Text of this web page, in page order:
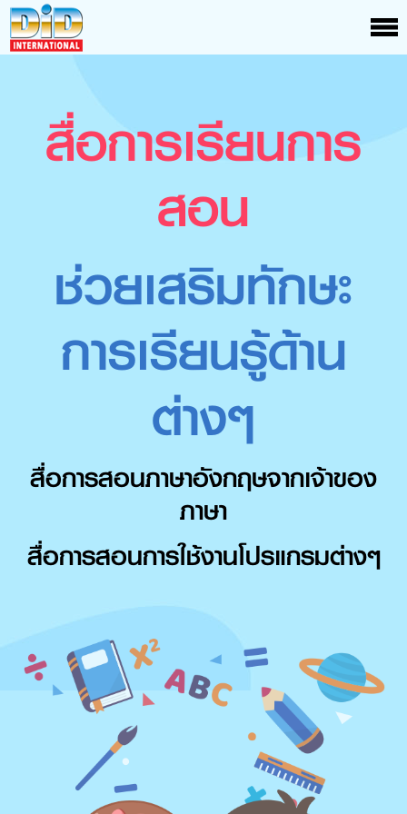
สื่อการเรียนการ
สอน
ช่วยเสริมทักษะ
การเรียนรู้ด้าน
ต่างๆ
สื่อการสอนภาษาอังกฤษจากเจ้าของ
ภาษา
สื่อการสอนการใช้งานโปรแกรมต่างๆ